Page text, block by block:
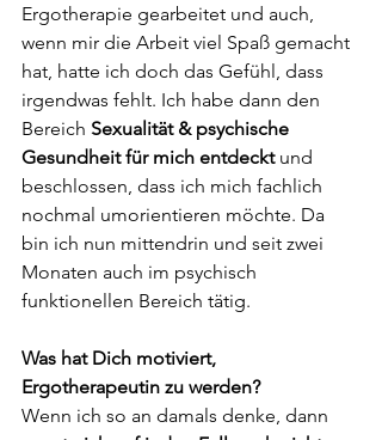
Ergotherapie gearbeitet und auch,
wenn mir die Arbeit viel Spaß gemacht
hat, hatte ich doch das Gefühl, dass
irgendwas fehlt. Ich habe dann den
Bereich Sexualität & psychische
Gesundheit für mich entdeckt und
beschlossen, dass ich mich fachlich
nochmal umorientieren möchte. Da
bin ich nun mittendrin und seit zwei
Monaten auch im psychisch
funktionellen Bereich tätig.
Was hat Dich motiviert,
Ergotherapeutin zu werden?
Wenn ich so an damals denke, dann